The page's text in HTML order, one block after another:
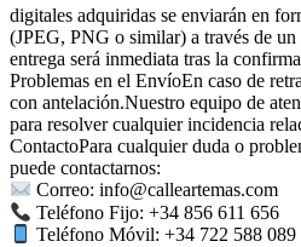
digitales adquiridas se enviarán en
(JPEG, PNG o similar) a través de un
entrega será inmediata tras la
Problemas en el EnvíoEn caso de
con antelación.Nuestro equipo de
para resolver cualquier incidencia
ContactoPara cualquier duda o
puede contactarnos:
Correo: info@calleartemas.com
Teléfono Fijo: +34 856 611 656
Teléfono Móvil: +34 722 588 089